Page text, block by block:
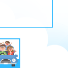
インターネ